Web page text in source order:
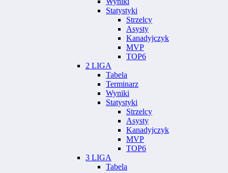
Statystyki
Strzelcy
Asysty
Kanadyjczyk
MVP
TOP6
2 LIGA
Tabela
Terminarz
Wyniki
Statystyki
Strzelcy
Asysty
Kanadyjczyk
MVP
TOP6
3 LIGA
Tabela